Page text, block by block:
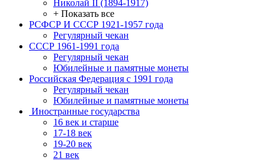
Николай II (1894-1917)
+ Показать все
РСФСР И СССР 1921-1957 года
Регулярный чекан
СССР 1961-1991 года
Регулярный чекан
Юбилейные и памятные монеты
Российская Федерация с 1991 года
Регулярный чекан
Юбилейные и памятные монеты
Иностранные государства
16 век и старше
17-18 век
19-20 век
21 век